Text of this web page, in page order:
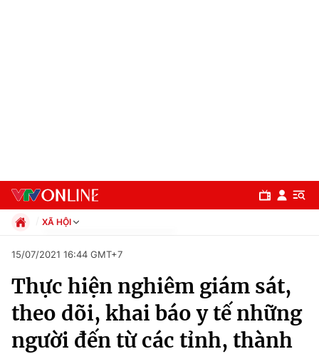
Chuyên mục
Chính trị
XÃ HỘI
Xã hội
Pháp luật
Thể thao
Truyền hình
15/07/2021 16:44 GMT+7
Thực hiện nghiêm giám sát,
theo dõi, khai báo y tế những
người đến từ các tỉnh, thành